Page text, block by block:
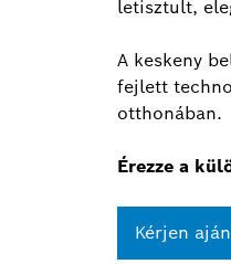
letisztult,
A keskeny
fejlett
otthonában.
Érezze a
Kérjen